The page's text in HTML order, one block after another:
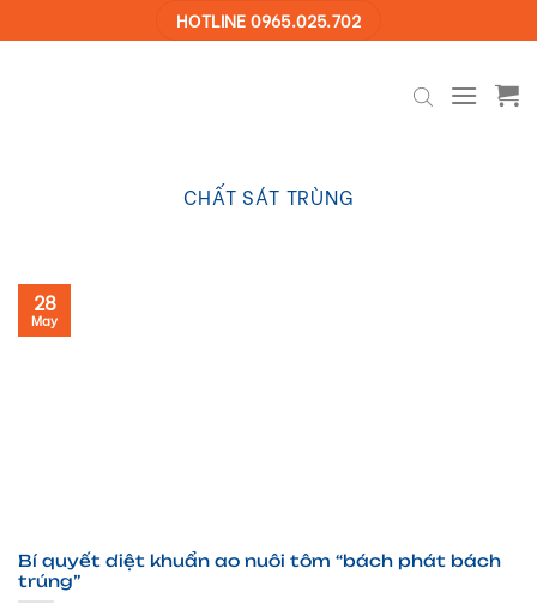
to
HOTLINE 0965.025.702
CHẤT SÁT TRÙNG
Bí quyết diệt khuẩn ao nuôi tôm “bách phát bách
trúng”
28
May